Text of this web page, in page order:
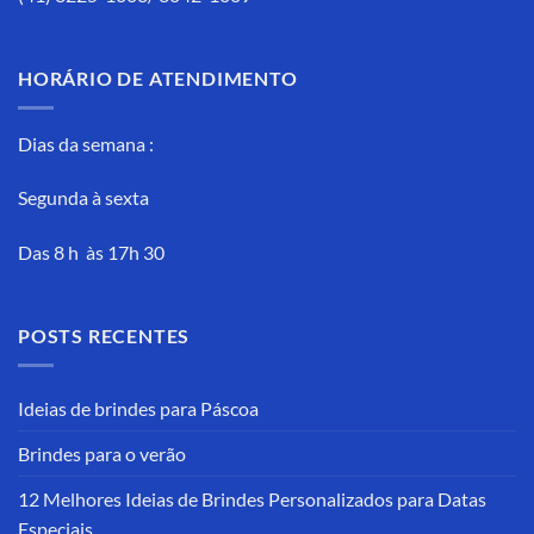
HORÁRIO DE ATENDIMENTO
Dias da semana :
Segunda à sexta
Das 8 h às 17h 30
POSTS RECENTES
Ideias de brindes para Páscoa
Brindes para o verão
12 Melhores Ideias de Brindes Personalizados para Datas
Especiais